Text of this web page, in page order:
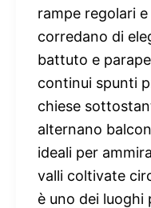
rampe regolari
corredano di
battuto e
continui spunti
chiese
alternano
ideali per
valli coltivate
è uno dei luoghi